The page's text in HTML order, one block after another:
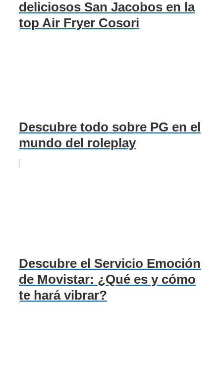
deliciosos San Jacobos en la
top Air Fryer Cosori
Descubre todo sobre PG en el
mundo del roleplay
Descubre el Servicio Emoción
de Movistar: ¿Qué es y cómo
te hará vibrar?